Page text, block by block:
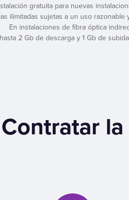
gratuita para nuevas
ilimitadas sujetas a un uso
En instalaciones de fibra óptica
2 Gb de descarga y 1 Gb de
Contratar